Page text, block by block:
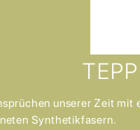
unserer Zeit
Synthetikfasern.